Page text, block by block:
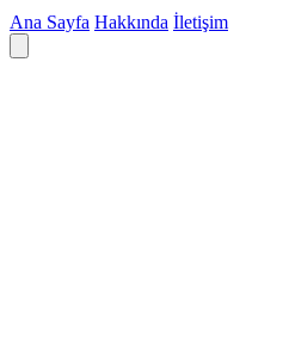
Ana Sayfa Hakkında İletişim